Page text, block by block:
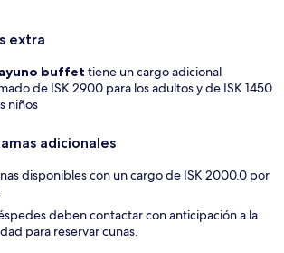
extra
buffet tiene un cargo adicional
de ISK 2900 para los adultos y de ISK 1450
niños
adicionales
disponibles con un cargo de ISK 2000.0 por
deben contactar con anticipación a la
para reservar cunas.